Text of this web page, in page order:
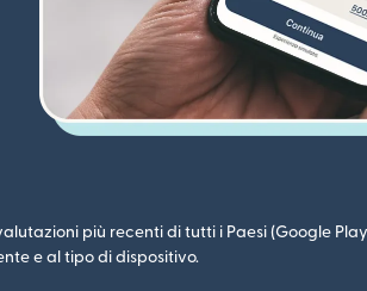
più recenti di tutti i Paesi (Google
e al tipo di dispositivo.